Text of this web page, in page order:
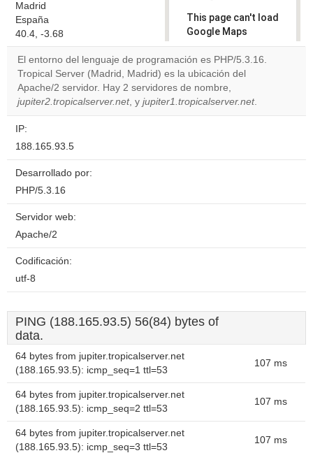
Madrid
España
40.4, -3.68
This page can't load
Google Maps
correctly.
Do you
own this
website?
El entorno del lenguaje de programación es PHP/5.3.16.
Tropical Server (Madrid, Madrid) es la ubicación del
Apache/2 servidor. Hay 2 servidores de nombre,
jupiter2.tropicalserver.net, y jupiter1.tropicalserver.net.
IP:
188.165.93.5
Desarrollado por:
PHP/5.3.16
Servidor web:
Apache/2
Codificación:
utf-8
PING (188.165.93.5) 56(84) bytes of
data.
64 bytes from jupiter.tropicalserver.net
(188.165.93.5): icmp_seq=1 ttl=53
107 ms
64 bytes from jupiter.tropicalserver.net
(188.165.93.5): icmp_seq=2 ttl=53
107 ms
64 bytes from jupiter.tropicalserver.net
(188.165.93.5): icmp_seq=3 ttl=53
107 ms